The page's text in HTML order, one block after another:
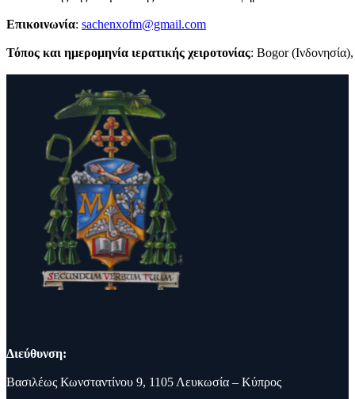
Επικοινωνία: sachenxofm@gmail.com
Τόπος και ημερομηνία ιερατικής χειροτονίας: Bogor
Διεύθυνση:
Βασιλέως Κωνσταντίνου 9, 1105 Λευκωσία – Κύπρος